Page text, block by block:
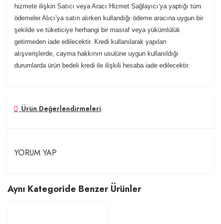
hizmete ilişkin Satıcı veya Aracı Hizmet Sağlayıcı’ya yaptığı tüm
ödemeler Alıcı’ya satın alırken kullandığı ödeme aracına uygun bir
şekilde ve tüketiciye herhangi bir masraf veya yükümlülük
getirmeden iade edilecektir. Kredi kullanılarak yapılan
alışverişlerde, cayma hakkının usulüne uygun kullanıldığı
durumlarda ürün bedeli kredi ile ilişkili hesaba iade edilecektir.
Ürün Değerlendirmeleri
YORUM YAP
Aynı Kategoride Benzer Ürünler